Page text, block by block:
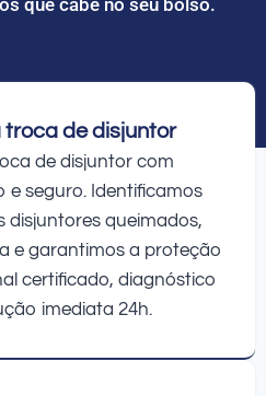
troca de disjuntor
de disjuntor com
seguro. Identificamos
disjuntores queimados,
e garantimos a proteção
certificado, diagnóstico
imediata 24h.